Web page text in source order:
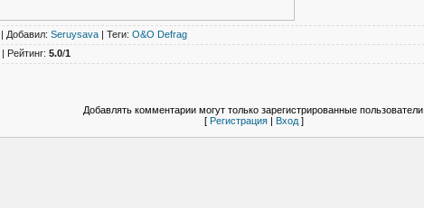
| Добавил: Seruysava | Теги: O&O Defrag
| Рейтинг: 5.0/1
Добавлять комментарии могут только зарегистрированные пользователи.
[ Регистрация | Вход ]